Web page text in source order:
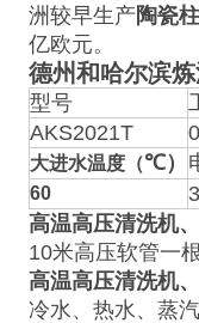
洲较早生产陶瓷
亿欧元。
德州和哈尔滨
型号
AKS2021T
大进水温度（℃）
60
高温高压清洗机
10米高压软管一
高温高压清洗机
冷水、热水、蒸